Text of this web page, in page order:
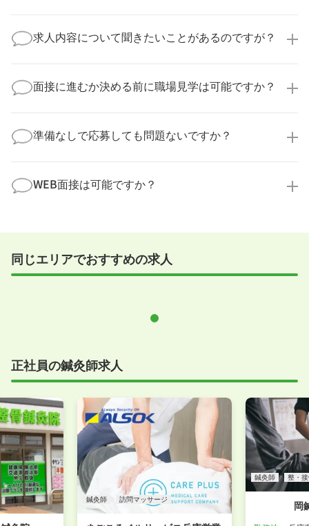
業様に個人情報が送られることはありません！
より詳細な求人情報をご確認いただいた上で、転職希
求人内容について聞きたいことがあるのですが？
してお答えいたします。
勤務体制や職場の雰囲気、研修制度など、どんな小さ
す！
面接に進むか決める前に職場見学は可能ですか？
積極的に受け入れています。実際の職場環境や働く人
の様子を見ることで、より安心してご判断いただけま
ださい！
準備なしで応募しても問題ないですか？
まで、一からサポートいたします。「転職を考え始め
たばかり」「何から始めればいいか分からない」とい
WEB面接は可能ですか？
すめしていますが、企業様によってはWEB面接を導入
事前に確認することは可能ですので、お気軽にお申し
付けください！
同じエリアでおすすめの求人
正社員の鍼灸師求人
鍼灸師 訪問マッサージ
鍼灸師 整・
岡